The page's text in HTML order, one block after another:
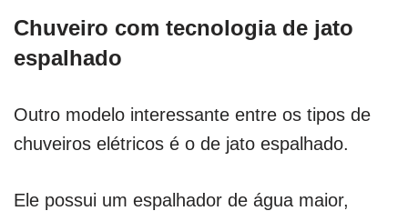
Chuveiro com tecnologia de jato
espalhado
Outro modelo interessante entre os tipos de
chuveiros elétricos é o de jato espalhado.
Ele possui um espalhador de água maior,